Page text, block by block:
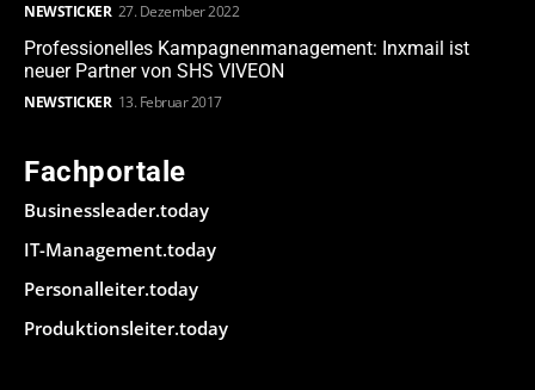
NEWSTICKER 27. Dezember 2022
Professionelles Kampagnenmanagement: Inxmail ist
neuer Partner von SHS VIVEON
NEWSTICKER 13. Februar 2017
Fachportale
Businessleader.today
IT-Management.today
Personalleiter.today
Produktionsleiter.today